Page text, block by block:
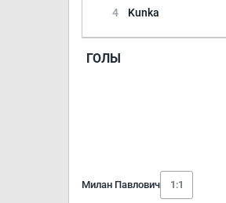
4 Kunka
ГОЛЫ
Милан Павлович 1:1